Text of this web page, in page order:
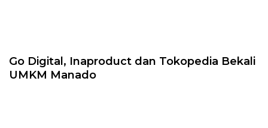
Go Digital, Inaproduct dan Tokopedia Bekali
UMKM Manado